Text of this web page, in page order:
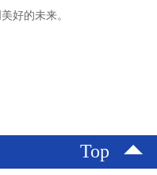
好的未来。
Top